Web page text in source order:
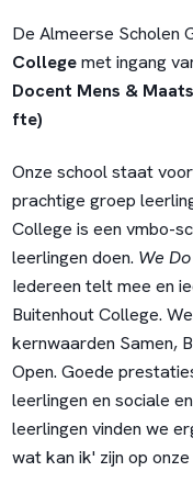
De Almeerse Scholen
Collegemet ingang
Docent Mens &
fte)
Onze school staat
prachtige groep
College is een vmbo-
leerlingen doen. We
Iedereen telt mee en
Buitenhout College.
kernwaarden Samen,
Open. Goede
leerlingen en sociale
leerlingen vinden we
wat kan ik' zijn op